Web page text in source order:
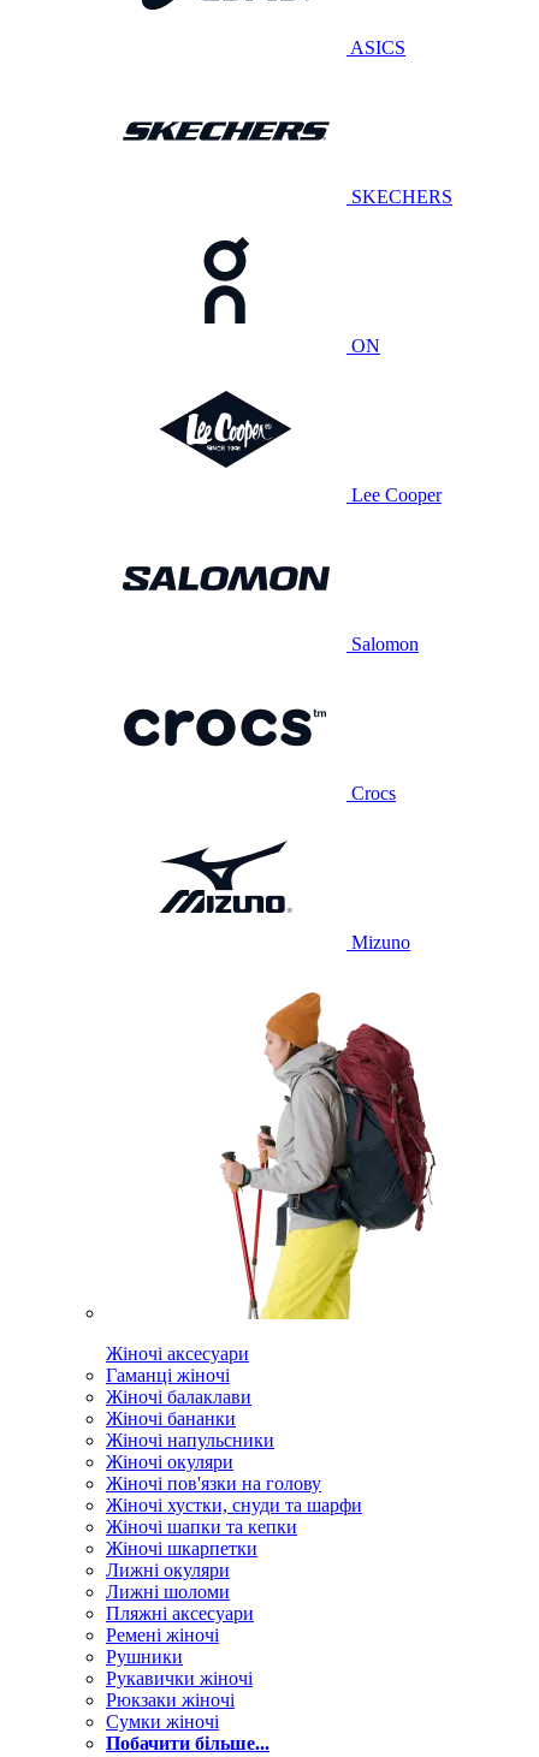
ASICS
SKECHERS
ON
Lee Cooper
Salomon
Crocs
Mizuno
Жіночі аксесуари
Гаманці жіночі
Жіночі балаклави
Жіночі бананки
Жіночі напульсники
Жіночі окуляри
Жіночі пов'язки на голову
Жіночі хустки, снуди та шарфи
Жіночі шапки та кепки
Жіночі шкарпетки
Лижні окуляри
Лижні шоломи
Пляжні аксесуари
Ремені жіночі
Рушники
Рукавички жіночі
Рюкзаки жіночі
Сумки жіночі
Побачити більше...